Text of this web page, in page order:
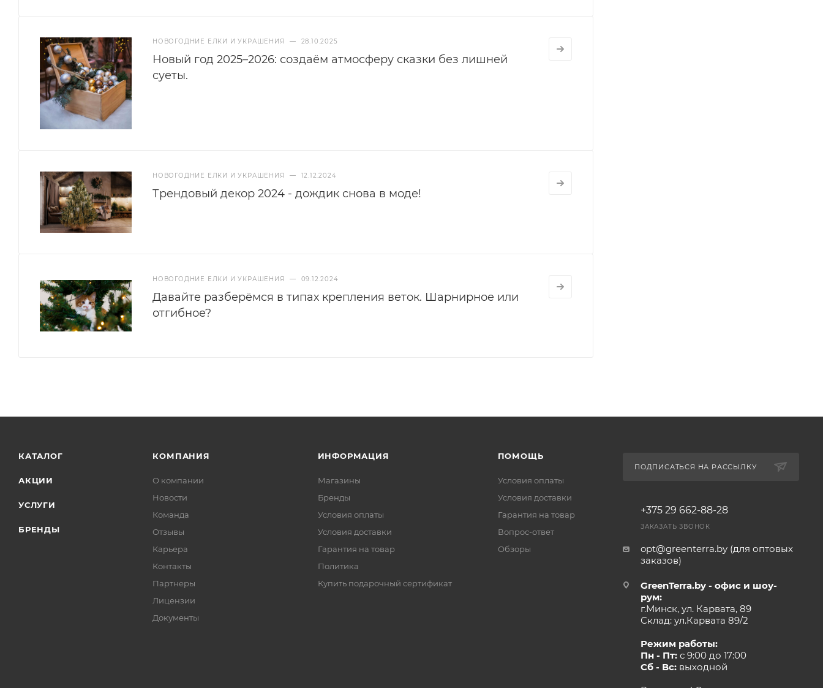
НОВОГОДНИЕ ЕЛКИ И УКРАШЕНИЯ — 28.10.2025
Новый год 2025–2026: создаём атмосферу сказки без лишней
суеты.
НОВОГОДНИЕ ЕЛКИ И УКРАШЕНИЯ — 12.12.2024
Трендовый декор 2024 - дождик снова в моде!
НОВОГОДНИЕ ЕЛКИ И УКРАШЕНИЯ — 09.12.2024
Давайте разберёмся в типах крепления веток. Шарнирное или
отгибное?
КАТАЛОГ
АКЦИИ
УСЛУГИ
БРЕНДЫ
КОМПАНИЯ
О компании
Новости
Команда
Отзывы
Карьера
Контакты
Партнеры
Лицензии
Документы
ИНФОРМАЦИЯ
Магазины
Бренды
Условия оплаты
Условия доставки
Гарантия на товар
Политика
Купить подарочный сертификат
ПОМОЩЬ
Условия оплаты
Условия доставки
Гарантия на товар
Вопрос-ответ
Обзоры
ПОДПИСАТЬСЯ НА РАССЫЛКУ
+375 29 662-88-28
ЗАКАЗАТЬ ЗВОНОК
opt@greenterra.by (для оптовых
заказов)
GreenTerra.by - офис и шоу-
рум:
г.Минск, ул. Карвата, 89
Склад: ул.Карвата 89/2
Режим работы:
Пн - Пт:с 9:00 до 17:00
Сб - Вс:выходной